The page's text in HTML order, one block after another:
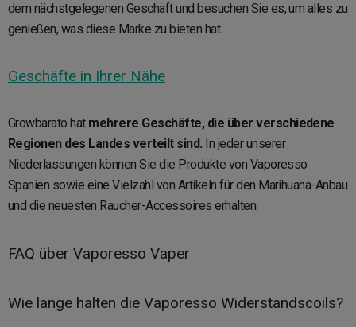
dem nächstgelegenen Geschäft und besuchen Sie es, um alles zu
genießen, was diese Marke zu bieten hat.
Geschäfte in Ihrer Nähe
Growbarato hat mehrere Geschäfte, die über verschiedene
Regionen des Landes verteilt sind. In jeder unserer
Niederlassungen können Sie die Produkte von Vaporesso
Spanien sowie eine Vielzahl von Artikeln für den Marihuana-Anbau
und die neuesten Raucher-Accessoires erhalten.
FAQ über Vaporesso Vaper
Wie lange halten die Vaporesso Widerstandscoils?